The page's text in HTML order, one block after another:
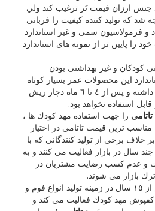
ارزان قيمت تَر ترغيب كند ولي
كه توليد كننده كيفيت را قربانی
و فرمولاسيون سمی و غير استاندارد
را پايين تر از نمونه های استاندارد
كودكان و غير بهداشتی بودن
اين محصولات عمر بسيار كوتاه
تری به نسبت تاتامی استاندارد داشته و پس از ٤ تا ٦ ماه دچار ريش
استفاده نخواهد بود.
را جهت استفاده مهد كودك ها ،
ترين قيمت تاتامي در اختيار
برخی از توليد كنندگانی كه با
چند سال در بازار فعاليت مي كنند و به
و عدم كسب رضايت مشتريان در
بازار مي شوند.
فوم پارس مفتخر است با بيش از ١٥ سال در زمينه توليد انواع فوم و
كفپوش مهد كودك فعاليت مي كند و